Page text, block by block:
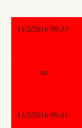
11/2/2016 09:33
au
11/2/2016 09:41